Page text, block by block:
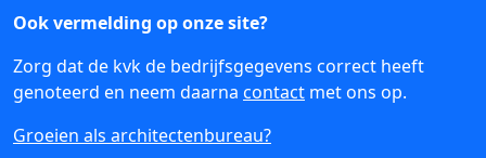
Ook vermelding op onze site?
Zorg dat de kvk de bedrijfsgegevens correct heeft
genoteerd en neem daarna contact met ons op.
Groeien als architectenbureau?